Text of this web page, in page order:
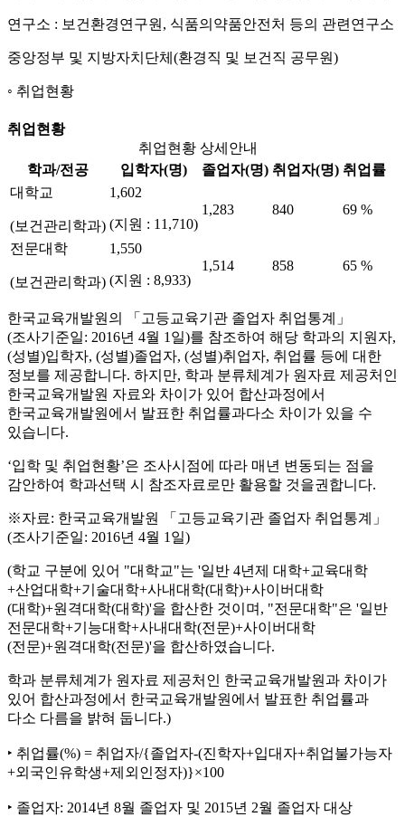
연구소 : 보건환경연구원, 식품의약품안전처 등의 관련연구소
중앙정부 및 지방자치단체(환경직 및 보건직 공무원)
취업현황
취업현황
취업현황 상세안내
학과/전공
입학자(명) 졸업자(명) 취업자(명) 취업률
대학교
(보건관리학과)
1,602
(지원 : 11,710)
1,283 840 69 %
전문대학
(보건관리학과)
1,550
(지원 : 8,933)
1,514 858 65 %
한국교육개발원의 「고등교육기관 졸업자 취업통계」
(조사기준일: 2016년 4월 1일)를 참조하여 해당 학과의 지원자,
(성별)입학자, (성별)졸업자, (성별)취업자, 취업률 등에 대한
정보를 제공합니다. 하지만, 학과 분류체계가 원자료 제공처인
한국교육개발원 자료와 차이가 있어 합산과정에서
한국교육개발원에서 발표한 취업률과다소 차이가 있을 수
있습니다.
‘입학 및 취업현황’은 조사시점에 따라 매년 변동되는 점을
감안하여 학과선택 시 참조자료로만 활용할 것을권합니다.
※자료: 한국교육개발원 「고등교육기관 졸업자 취업통계」
(조사기준일: 2016년 4월 1일)
(학교 구분에 있어 "대학교"는 '일반 4년제 대학+교육대학
+산업대학+기술대학+사내대학(대학)+사이버대학
(대학)+원격대학(대학)'을 합산한 것이며, "전문대학"은 '일반
전문대학+기능대학+사내대학(전문)+사이버대학
(전문)+원격대학(전문)'을 합산하였습니다.
학과 분류체계가 원자료 제공처인 한국교육개발원과 차이가
있어 합산과정에서 한국교육개발원에서 발표한 취업률과
다소 다름을 밝혀 둡니다.)
‣ 취업률(%) = 취업자/{졸업자-(진학자+입대자+취업불가능자
+외국인유학생+제외인정자)}×100
‣ 졸업자: 2014년 8월 졸업자 및 2015년 2월 졸업자 대상